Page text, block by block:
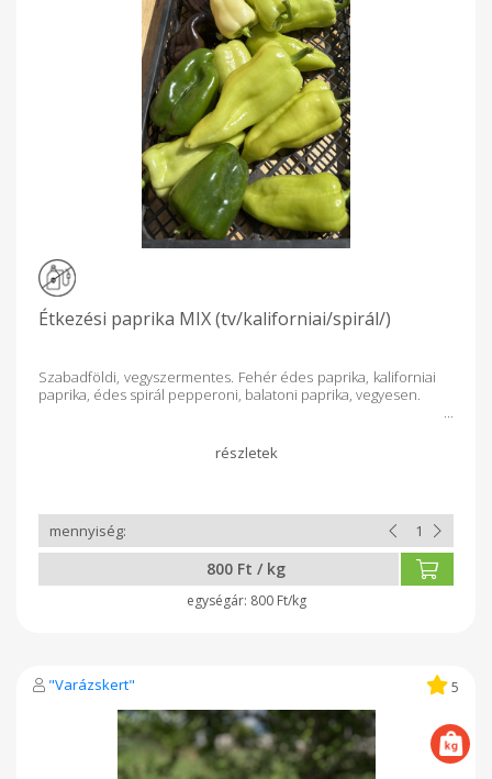
Étkezési paprika MIX (tv/kaliforniai/spirál/)
Szabadföldi, vegyszermentes. Fehér édes paprika, kaliforniai
paprika, édes spirál pepperoni, balatoni paprika, vegyesen.
800 Ft / kg
800 Ft/kg
"Varázskert" 5